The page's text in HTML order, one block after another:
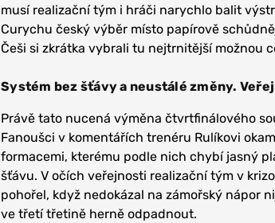
musí realizační tým i hráči narychlo balit
Curychu český výběr místo papírově
Češi si zkrátka vybrali tu nejtrnitější možnou
Systém bez šťávy a neustálé změny.
Právě tato nucená výměna čtvrtfinálového
Fanoušci v komentářích trenéru Rulíkovi
formacemi, kterému podle nich chybí jasný
šťávu. V očích veřejnosti realizační tým v
pohořel, když nedokázal na zámořský nápor
ve třetí třetině herně odpadnout.